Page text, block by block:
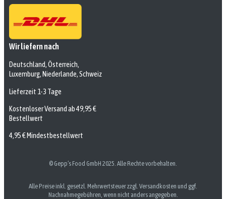
Wir liefern nach
Deutschland, Österreich,
Luxemburg, Niederlande, Schweiz
Lieferzeit 1-3 Tage
Kostenloser Versand ab 49,95 €
Bestellwert
4,95 € Mindestbestellwert
© Gepp’s Food GmbH 2025. Alle Rechte vorbehalten.
Alle Preise inkl. gesetzl. Mehrwertsteuer zzgl. Versandkosten und ggf.
Nachnahmegebühren, wenn nicht anders angegeben.